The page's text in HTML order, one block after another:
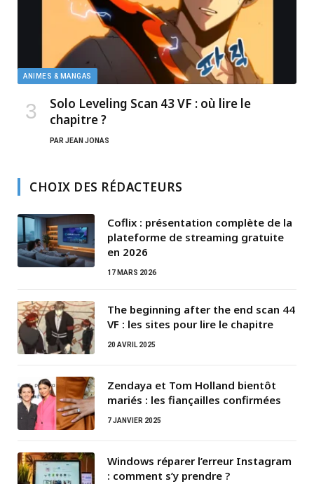
ANIMES & MANGAS
Solo Leveling Scan 43 VF : où lire le
chapitre ?
PARJEAN JONAS
CHOIX DES RÉDACTEURS
Coflix : présentation complète de la
plateforme de streaming gratuite
en 2026
17 MARS 2026
The beginning after the end scan 44
VF : les sites pour lire le chapitre
20 AVRIL 2025
Zendaya et Tom Holland bientôt
mariés : les fiançailles confirmées
7 JANVIER 2025
Windows réparer l’erreur Instagram
: comment s’y prendre ?